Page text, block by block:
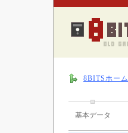
8BITSホーム
基本データ